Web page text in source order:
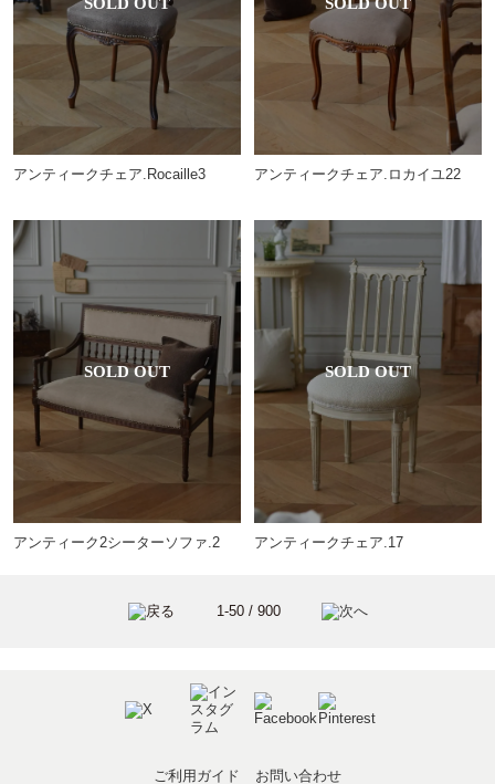
アンティークチェア.Rocaille3 アンティークチェア.ロカイユ22
アンティーク2シーターソファ.2 アンティークチェア.17
1-50 / 900
ご利用ガイド お問い合わせ